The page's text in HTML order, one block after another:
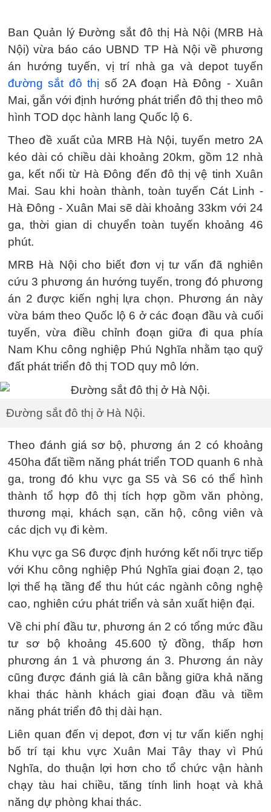
Ban Quản lý Đường sắt đô thị Hà Nội (MRB Hà
Nội) vừa báo cáo UBND TP Hà Nội về phương
án hướng tuyến, vị trí nhà ga và depot tuyến
đường sắt đô thị số 2A đoạn Hà Đông - Xuân
Mai, gắn với định hướng phát triển đô thị theo mô
hình TOD dọc hành lang Quốc lộ 6.
Theo đề xuất của MRB Hà Nội, tuyến metro 2A
kéo dài có chiều dài khoảng 20km, gồm 12 nhà
ga, kết nối từ Hà Đông đến đô thị vệ tinh Xuân
Mai. Sau khi hoàn thành, toàn tuyến Cát Linh -
Hà Đông - Xuân Mai sẽ dài khoảng 33km với 24
ga, thời gian di chuyển toàn tuyến khoảng 46
phút.
MRB Hà Nội cho biết đơn vị tư vấn đã nghiên
cứu 3 phương án hướng tuyến, trong đó phương
án 2 được kiến nghị lựa chọn. Phương án này
vừa bám theo Quốc lộ 6 ở các đoạn đầu và cuối
tuyến, vừa điều chỉnh đoạn giữa đi qua phía
Nam Khu công nghiệp Phú Nghĩa nhằm tạo quỹ
đất phát triển đô thị TOD quy mô lớn.
Đường sắt đô thị ở Hà Nội.
Theo đánh giá sơ bộ, phương án 2 có khoảng
450ha đất tiềm năng phát triển TOD quanh 6 nhà
ga, trong đó khu vực ga S5 và S6 có thể hình
thành tổ hợp đô thị tích hợp gồm văn phòng,
thương mại, khách sạn, căn hộ, công viên và
các dịch vụ đi kèm.
Khu vực ga S6 được định hướng kết nối trực tiếp
với Khu công nghiệp Phú Nghĩa giai đoạn 2, tạo
lợi thế hạ tầng để thu hút các ngành công nghệ
cao, nghiên cứu phát triển và sản xuất hiện đại.
Về chi phí đầu tư, phương án 2 có tổng mức đầu
tư sơ bộ khoảng 45.600 tỷ đồng, thấp hơn
phương án 1 và phương án 3. Phương án này
cũng được đánh giá là cân bằng giữa khả năng
khai thác hành khách giai đoạn đầu và tiềm
năng phát triển đô thị dài hạn.
Liên quan đến vị depot, đơn vị tư vấn kiến nghị
bố trí tại khu vực Xuân Mai Tây thay vì Phú
Nghĩa, do thuận lợi hơn cho tổ chức vận hành
chạy tàu hai chiều, tăng tính linh hoạt và khả
năng dự phòng khai thác.